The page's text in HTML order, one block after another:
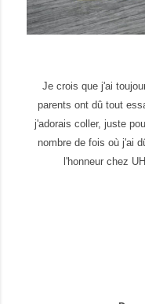
Je crois que j'ai
parents ont dû tout
j'adorais coller, juste
nombre de fois où j'ai
l'honneur chez